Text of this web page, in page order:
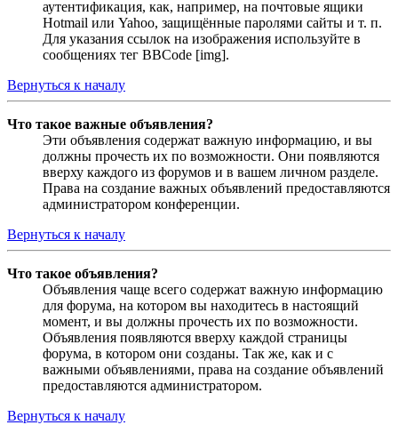
аутентификация, как, например, на почтовые ящики
Hotmail или Yahoo, защищённые паролями сайты и т. п.
Для указания ссылок на изображения используйте в
сообщениях тег BBCode [img].
Вернуться к началу
Что такое важные объявления?
Эти объявления содержат важную информацию, и вы
должны прочесть их по возможности. Они появляются
вверху каждого из форумов и в вашем личном разделе.
Права на создание важных объявлений предоставляются
администратором конференции.
Вернуться к началу
Что такое объявления?
Объявления чаще всего содержат важную информацию
для форума, на котором вы находитесь в настоящий
момент, и вы должны прочесть их по возможности.
Объявления появляются вверху каждой страницы
форума, в котором они созданы. Так же, как и с
важными объявлениями, права на создание объявлений
предоставляются администратором.
Вернуться к началу